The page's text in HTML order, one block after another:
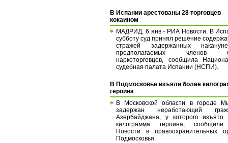
В Испании арестованы 28 торговцев
кокаином
МАДРИД, 6 янв - РИА Новости. В
субботу суд принял решение
стражей задержанных
предполагаемых членов
наркоторговцев, сообщила
судебная палата Испании (НСПИ).
В Подмосковье изъяли более
героина
В Московской области в городе
задержан неработающий
Азербайджана, у которого изъято
килограмма героина,
Новости в правоохранительных
Подмосковья.